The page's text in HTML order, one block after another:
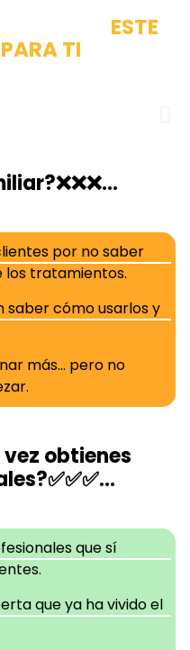
ESTE
TI
por no saber
tratamientos.
saber cómo usarlos y
más… pero no
obtienes
✅✅✅…
que sí
que ya ha vivido el